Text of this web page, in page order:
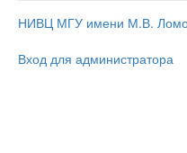
НИВЦ МГУ имени М.В.
Вход для администратора